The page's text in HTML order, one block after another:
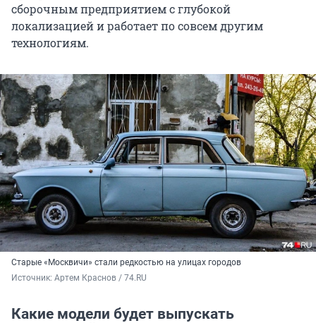
сборочным предприятием с глубокой
локализацией и работает по совсем другим
технологиям.
Старые «Москвичи» стали редкостью на улицах городов
Источник: Артем Краснов / 74.RU
Какие модели будет выпускать